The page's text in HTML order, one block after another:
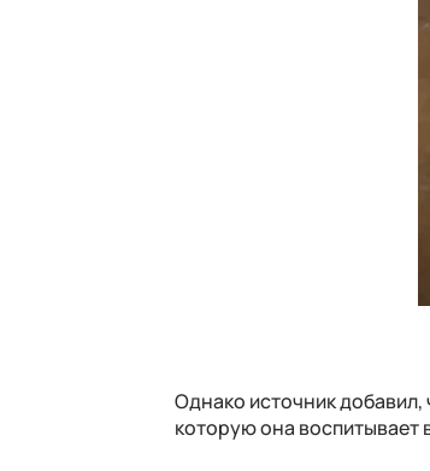
Однако источник
которую она